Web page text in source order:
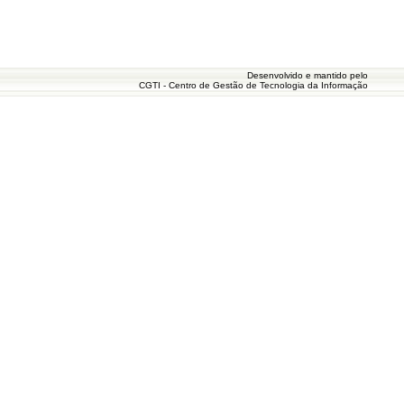
Desenvolvido e mantido pelo
CGTI - Centro de Gestão de Tecnologia da Informação